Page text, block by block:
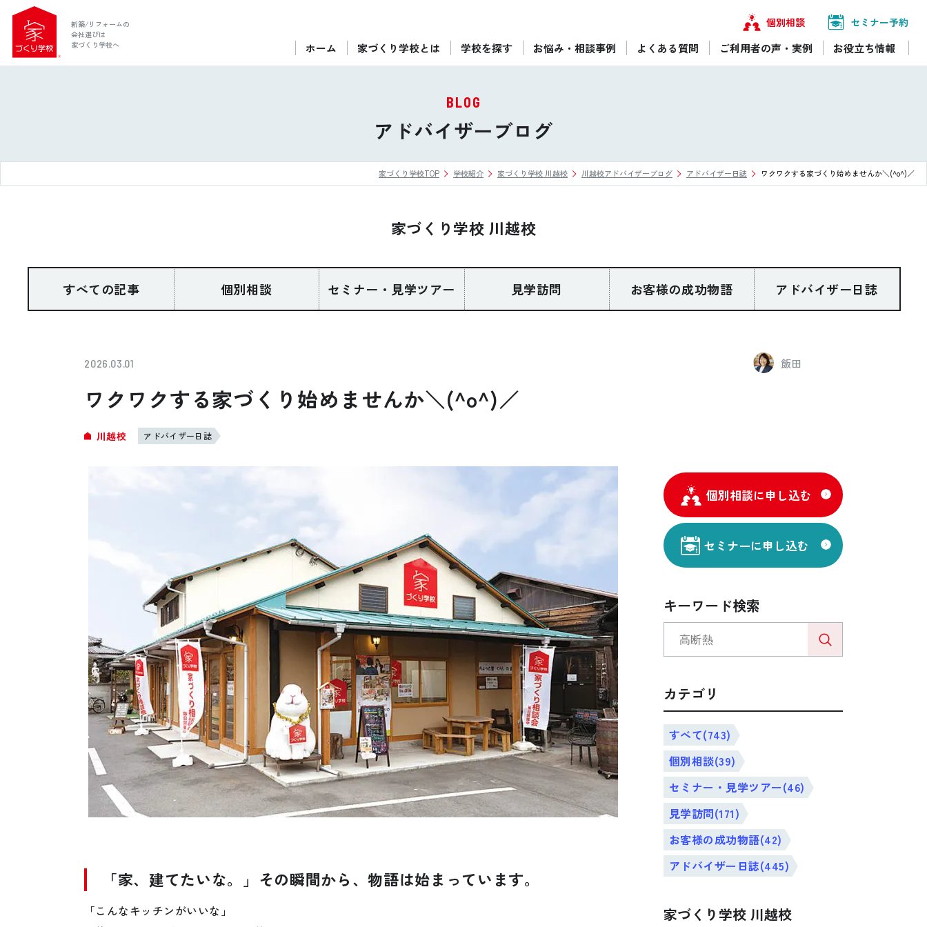
新築/リフォームの
会社選びは
家づくり学校へ
個別相談 セミナー予約
ホーム 家づくり学校とは 学校を探す お悩み・相談事例 よくある質問 ご利用者の声・実例 お役立ち情報
ぴったりの住宅会社をご提案
後悔しない家づくりをレクチャー
セミナーをみる
ご利用は無料！全国20校
お近くの学校を探す
家づくり学校とは
よくある質問
ご利用者の声・実例
お役立ち情報
BLOG
アドバイザーブログ
家づくり学校TOP 学校紹介 家づくり学校 川越校 川越校アドバイザーブログ アドバイザー日誌 ワクワクする家づくり始めませんか＼(^o^)／
家づくり学校 川越校
すべての記事 個別相談 セミナー・見学ツアー 見学訪問 お客様の成功物語 アドバイザー日誌
2026.03.01 飯田
ワクワクする家づくり始めませんか＼(^o^)／
川越校 アドバイザー日誌
「家、建てたいな。」その瞬間から、物語は始まっています。
「こんなキッチンがいいな」
個別相談に申し込む
セミナーに申し込む
キーワード検索
カテゴリ
すべて(743)
個別相談(39)
セミナー・見学ツアー(46)
見学訪問(171)
お客様の成功物語(42)
アドバイザー日誌(445)
家づくり学校 川越校